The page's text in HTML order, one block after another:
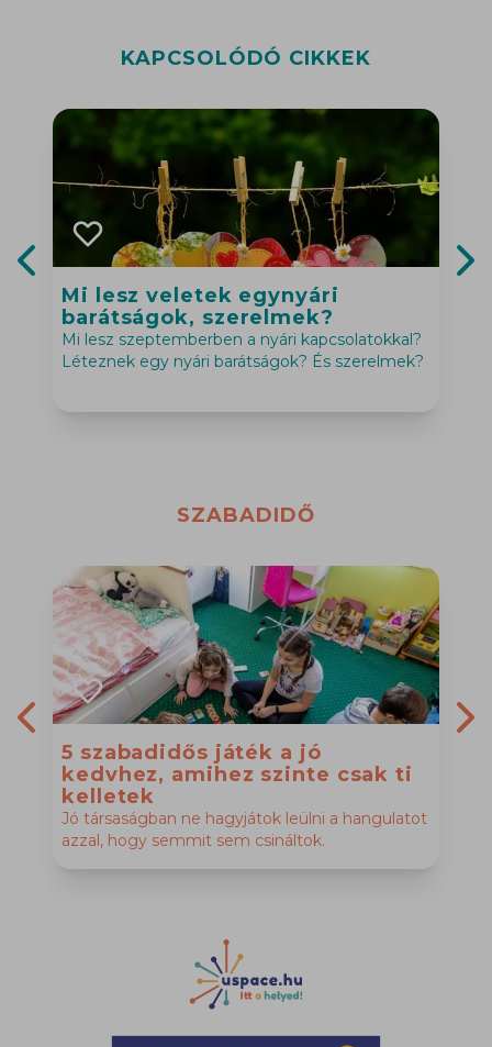
KAPCSOLÓDÓ CIKKEK
Mi lesz veletek egynyári
barátságok, szerelmek?
Mi lesz szeptemberben a nyári kapcsolatokkal?
Léteznek egy nyári barátságok? És szerelmek?
Previous slide
SZABADIDŐ
5 szabadidős játék a jó
kedvhez, amihez szinte csak ti
kelletek
Jó társaságban ne hagyjátok leülni a hangulatot
azzal, hogy semmit sem csináltok.
Previous slide